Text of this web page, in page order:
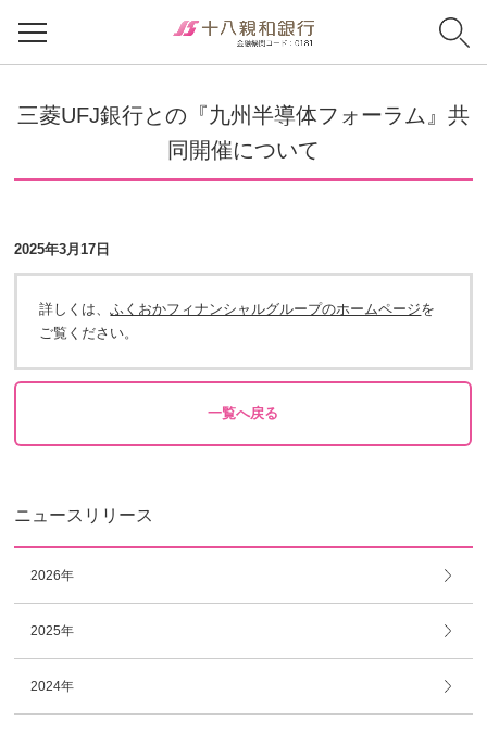
三菱UFJ銀行との『九州半導体フォーラム』共
同開催について
2025年3月17日
詳しくは、ふくおかフィナンシャルグループのホームページを
ご覧ください。
一覧へ戻る
ニュースリリース
2026年
2025年
2024年